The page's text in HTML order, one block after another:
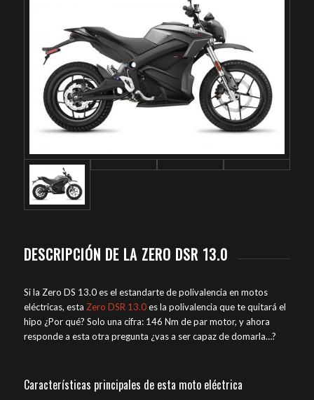
DESCRIPCIÓN DE LA ZERO DSR 13.0
Si la Zero DS 13.0 es el estandarte de polivalencia en motos
eléctricas, esta Zero DSR 13.0es la polivalencia que te quitará el
hipo ¿Por qué? Solo una cifra: 146 Nm de par motor, y ahora
responde a esta otra pregunta ¿vas a ser capaz de domarla…?
Características principales de esta moto eléctrica